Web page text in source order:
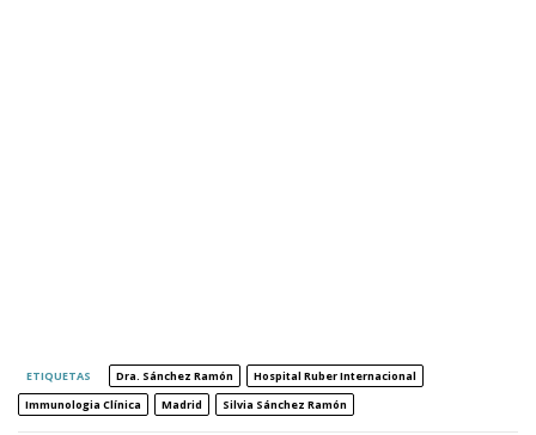
ETIQUETAS Dra. Sánchez Ramón
Hospital Ruber Internacional
Immunologia Clínica
Madrid Silvia Sánchez Ramón